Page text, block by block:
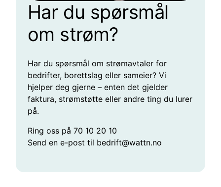
Har du spørsmål
om strøm?
Har du spørsmål om strømavtaler for
bedrifter, borettslag eller sameier? Vi
hjelper deg gjerne – enten det gjelder
faktura, strømstøtte eller andre ting du lurer
på.
Ring oss på 70 10 20 10
Send en e-post til bedrift@wattn.no